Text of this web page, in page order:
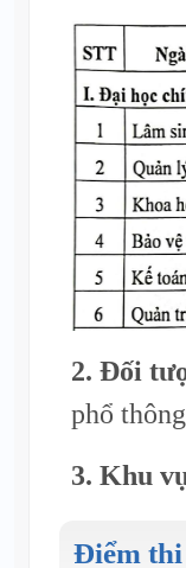
2. Đối
phổ
3. Khu
Điểm